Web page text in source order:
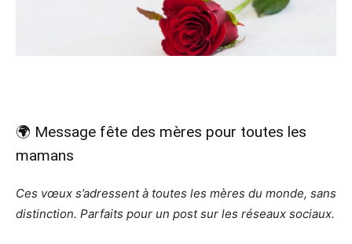
🌍 Message fête des mères pour toutes les
mamans
Ces vœux s’adressent à toutes les mères du monde, sans
distinction. Parfaits pour un post sur les réseaux sociaux.